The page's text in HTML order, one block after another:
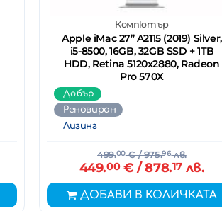
Компютър
Apple iMac 27’’ A2115 (2019) Silver,
i5-8500, 16GB, 32GB SSD + 1TB
HDD, Retina 5120x2880, Radeon
Pro 570X
Добър
Реновиран
Лизинг
499.00€/ 975.96лв.
449.00€ / 878.17лв.
ДОБАВИ В КОЛИЧКАТА